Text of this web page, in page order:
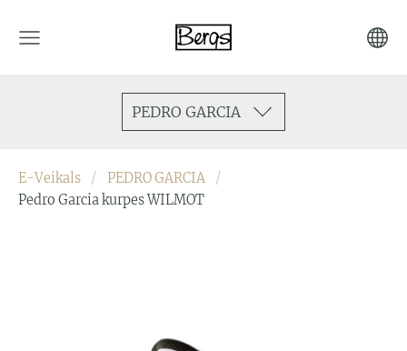
PEDRO GARCIA
E-Veikals
PEDRO GARCIA
Pedro Garcia kurpes WILMOT